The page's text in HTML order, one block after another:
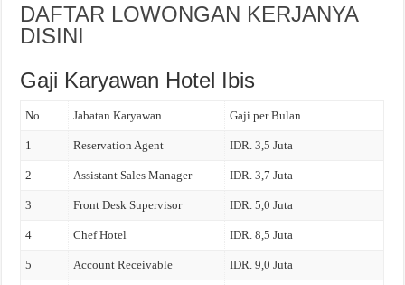
DAFTAR LOWONGAN KERJANYA
DISINI
Gaji Karyawan Hotel Ibis
No Jabatan Karyawan Gaji per Bulan
1 Reservation Agent IDR. 3,5 Juta
2 Assistant Sales Manager IDR. 3,7 Juta
3 Front Desk Supervisor IDR. 5,0 Juta
4 Chef Hotel IDR. 8,5 Juta
5 Account Receivable IDR. 9,0 Juta